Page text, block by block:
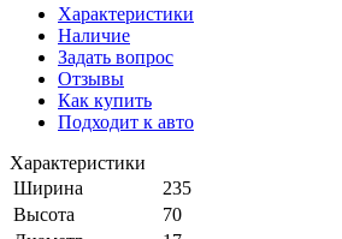
Характеристики
Наличие
Задать вопрос
Отзывы
Как купить
Подходит к авто
Характеристики
Ширина
235
Высота
70